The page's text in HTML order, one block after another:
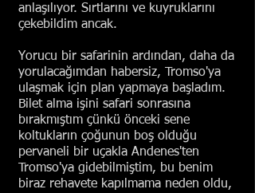
anlaşılıyor. Sırtlarını ve kuyruklarını
çekebildim ancak.
Yorucu bir safarinin ardından, daha da
yorulacağımdan habersiz, Tromso'ya
ulaşmak için plan yapmaya başladım.
Bilet alma işini safari sonrasına
bırakmıştım çünkü önceki sene
koltukların çoğunun boş olduğu
pervaneli bir uçakla Andenes'ten
Tromso'ya gidebilmiştim, bu benim
biraz rehavete kapılmama neden oldu,